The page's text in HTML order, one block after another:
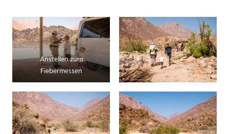
Anstellen zum
Fiebermessen